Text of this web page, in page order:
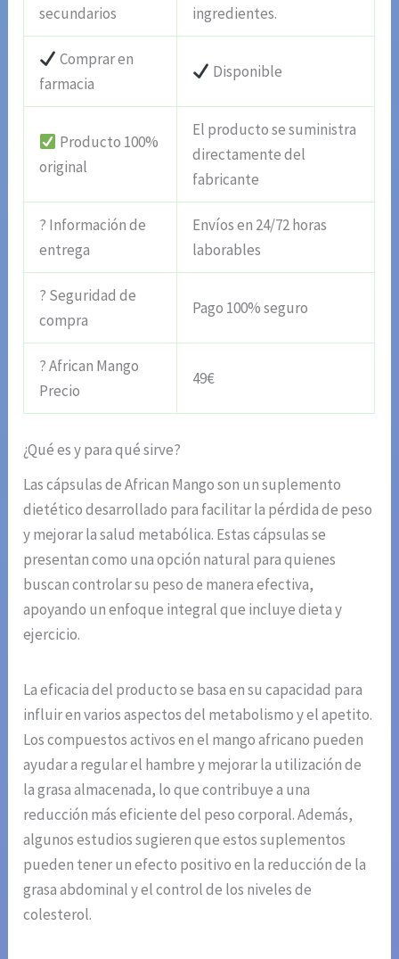
secundarios
ingredientes.
Comprar en
farmacia
Disponible
Producto 100%
original
El producto se suministra
directamente del
fabricante
? Información de
entrega
Envíos en 24/72 horas
laborables
? Seguridad de
compra
Pago 100% seguro
? African Mango
Precio
49€
¿Qué es y para qué sirve?
Las cápsulas de African Mango son un suplemento
dietético desarrollado para facilitar la pérdida de peso
y mejorar la salud metabólica. Estas cápsulas se
presentan como una opción natural para quienes
buscan controlar su peso de manera efectiva,
apoyando un enfoque integral que incluye dieta y
ejercicio.
La eficacia del producto se basa en su capacidad para
influir en varios aspectos del metabolismo y el apetito.
Los compuestos activos en el mango africano pueden
ayudar a regular el hambre y mejorar la utilización de
la grasa almacenada, lo que contribuye a una
reducción más eficiente del peso corporal. Además,
algunos estudios sugieren que estos suplementos
pueden tener un efecto positivo en la reducción de la
grasa abdominal y el control de los niveles de
colesterol.